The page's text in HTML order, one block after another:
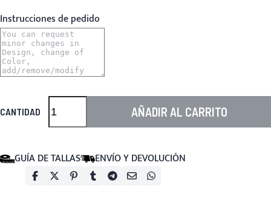
Instrucciones de pedido
CANTIDAD AÑADIR AL CARRITO
GUÍA DE TALLAS ENVÍO Y DEVOLUCIÓN